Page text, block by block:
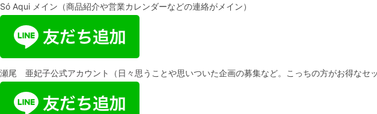
Só Aqui メイン（商品紹介や営業カレンダーなどの連絡がメイン）
瀬尾 亜妃子公式アカウント（日々思うことや思いついた企画の募集など。こっちの方がお得なセ